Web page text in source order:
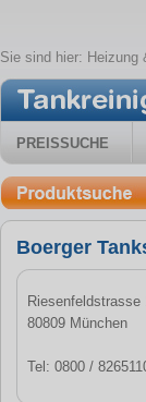
Sie sind hier: Heizung
PREISSUCHE
Boerger
Riesenfeldstrasse
80809 München
Tel: 0800 /